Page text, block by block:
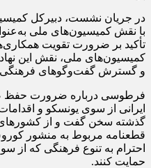
در جریان نشست، دبیرکل
با نقش کمیسیون‌های ملی
تأکید بر ضرورت تقویت
کمیسیون‌های ملی، نقش این
و گسترش گفت‌وگوهای
فرطوسی درباره ضرورت حفظ
ایرانی از سوی یونسکو و
گذشته سخن گفت و از
قطعنامه مربوط به منشور
احترام به تنوع فرهنگی که از
حمایت کنند.